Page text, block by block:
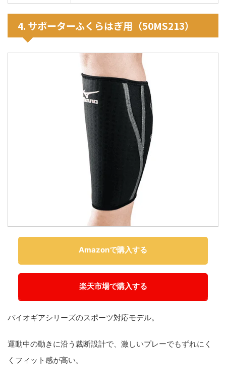
4. サポーターふくらはぎ用（50MS213）
Amazonで購入する
楽天市場で購入する
バイオギアシリーズのスポーツ対応モデル。
運動中の動きに沿う裁断設計で、激しいプレーでもずれにく
くフィット感が高い。